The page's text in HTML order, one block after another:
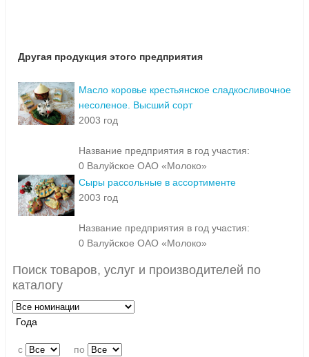
Другая продукция этого предприятия
Масло коровье крестьянское сладкосливочное
несоленое. Высший сорт
2003 год
Название предприятия в год участия:
0 Валуйское ОАО «Молоко»
Сыры рассольные в ассортименте
2003 год
Название предприятия в год участия:
0 Валуйское ОАО «Молоко»
Поиск товаров, услуг и производителей по
каталогу
Года
c по